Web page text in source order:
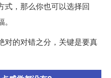
式，那么你也可以选择回
对的对错之分，关键是要真